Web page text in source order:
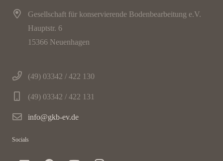
Gesellschaft für konservierende Bodenbearbeitung e.V.
Hauptstr. 6
15366 Neuenhagen
(49) 03342 / 422 130
(49) 03342 / 422 131
info@gkb-ev.de
Socials